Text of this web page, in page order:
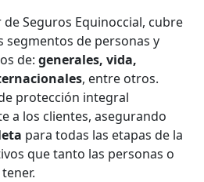
Seguros Equinoccial, cubre
segmentos de personas y
de:generales, vida,
, entre otros.
protección integral
a los clientes, asegurando
para todas las etapas de la
que tanto las personas o